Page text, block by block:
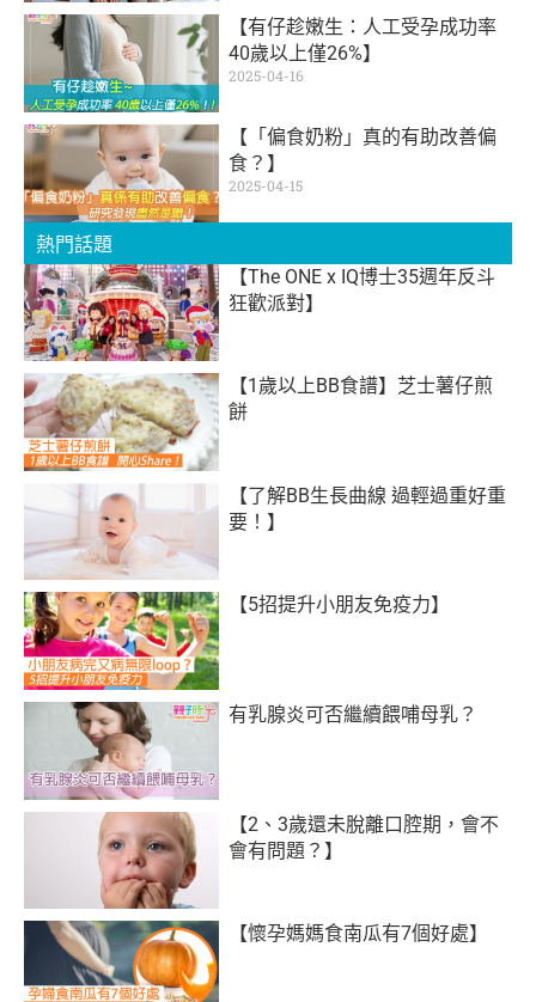
【有仔趁嫩生：人工受孕成功率
40歲以上僅26%】
2025-04-16
【「偏食奶粉」真的有助改善偏
食？】
2025-04-15
熱門話題
【The ONE x IQ博士35週年反斗
狂歡派對】
【1歲以上BB食譜】芝士薯仔煎
餅
【了解BB生長曲線 過輕過重好重
要！】
【5招提升小朋友免疫力】
有乳腺炎可否繼續餵哺母乳？
【2、3歲還未脫離口腔期，會不
會有問題？】
【懷孕媽媽食南瓜有7個好處】